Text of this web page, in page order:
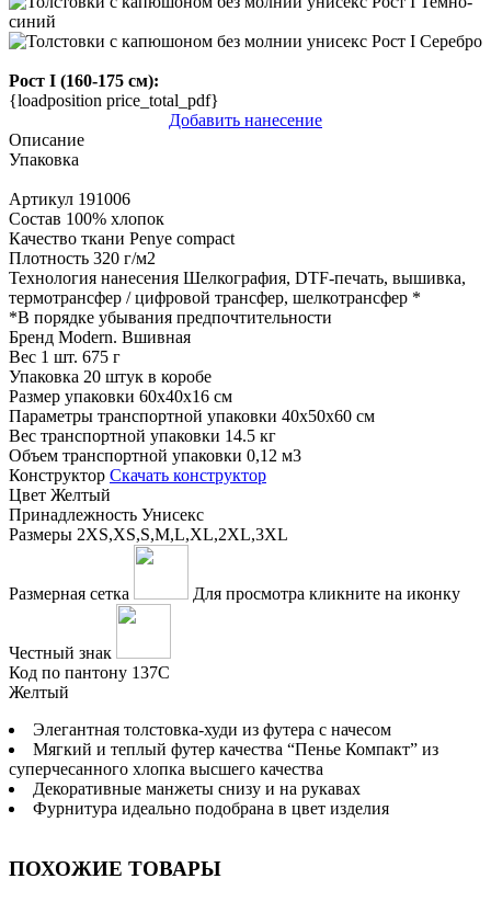
Рост I (160-175 см):
{loadposition price_total_pdf}
Добавить нанесение
Описание
Упаковка
Артикул 191006
Состав 100% хлопок
Качество ткани Penye compact
Плотность 320 г/м2
Технология нанесения Шелкография, DTF-печать, вышивка,
термотрансфер / цифровой трансфер, шелкотрансфер *
*В порядке убывания предпочтительности
Бренд Modern. Вшивная
Вес 1 шт. 675 г
Упаковка 20 штук в коробе
Размер упаковки 60х40х16 см
Параметры транспортной упаковки 40x50x60 см
Вес транспортной упаковки 14.5 кг
Объем транспортной упаковки 0,12 м3
Конструктор Скачать конструктор
Цвет Желтый
Принадлежность Унисекс
Размеры 2XS,XS,S,M,L,XL,2XL,3XL
Размерная сетка Для просмотра кликните на иконку
Честный знак
Код по пантону 137С
Желтый
Элегантная толстовка-худи из футера с начесом
Мягкий и теплый футер качества “Пенье Компакт” из
суперчесанного хлопка высшего качества
Декоративные манжеты снизу и на рукавах
Фурнитура идеально подобрана в цвет изделия
ПОХОЖИЕ ТОВАРЫ